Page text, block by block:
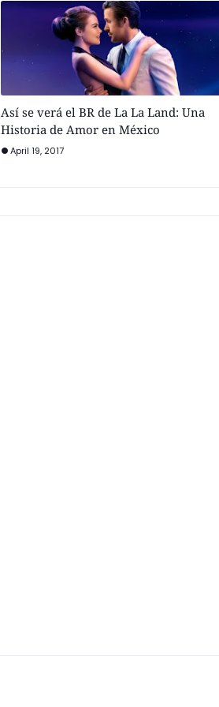
Así se verá el BR de La La Land: Una
Historia de Amor en México
April 19, 2017